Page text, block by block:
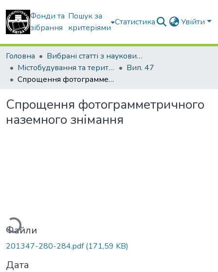
Фонди та
зібрання
Пошук за
критеріями
Статистика Увійти
Головна
Вибрані статті з наукових збірників КНУБА
Містобудування та територіальне планування
Вип. 47
Спрощення фотограмметричного наземного знімання
Спрощення фотограмметричного
наземного знімання
Файли
201347-280-284.pdf(171,59 KB)
Дата